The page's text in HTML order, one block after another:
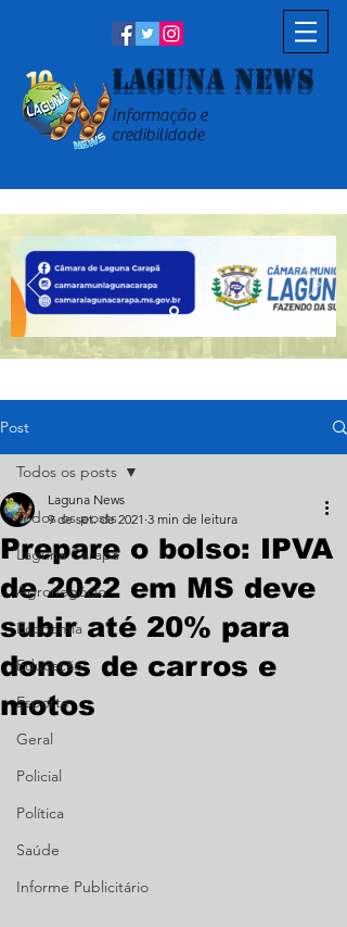
Laguna News
Informação e
credibilidade
Post
Todos os posts
Laguna Carapã
Agronegócio
Economia
Educação
Esporte
Geral
Policial
Política
Saúde
Informe Publicitário
Todos os posts
Prepare o bolso: IPVA
de 2022 em MS deve
subir até 20% para
donos de carros e
motos
Laguna News
9 de set. de 2021 3 min de leitura